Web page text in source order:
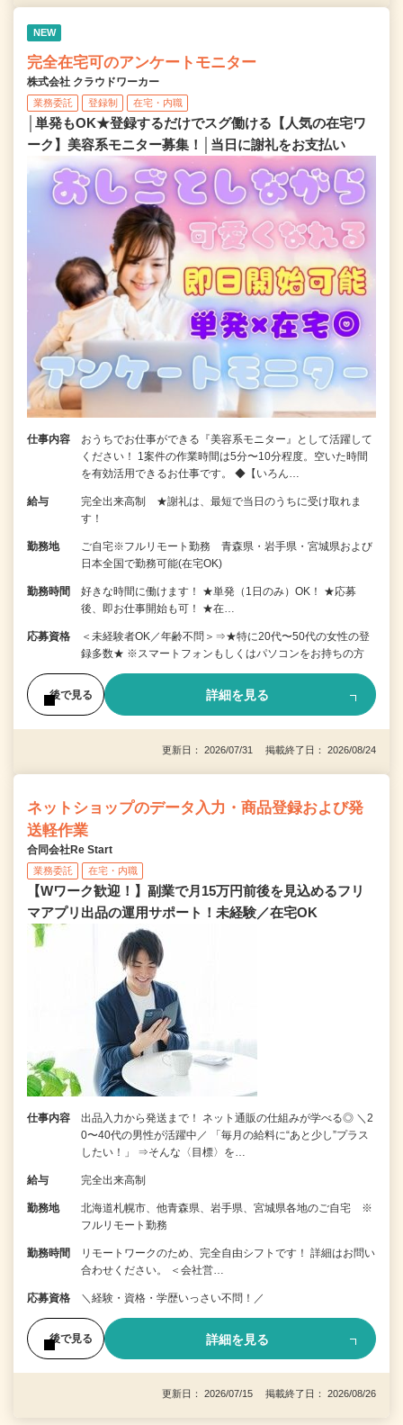
NEW
完全在宅可のアンケートモニター
株式会社 クラウドワーカー
業務委託 登録制 在宅・内職
│単発もOK★登録するだけでスグ働ける【人気の在宅ワ
ーク】美容系モニター募集！│当日に謝礼をお支払い
仕事内容
おうちでお仕事ができる『美容系モニター』として活躍して
ください！ 1案件の作業時間は5分〜10分程度。空いた時間
を有効活用できるお仕事です。 ◆【いろん…
給与
完全出来高制 ★謝礼は、最短で当日のうちに受け取れま
す！
勤務地
ご自宅※フルリモート勤務 青森県・岩手県・宮城県および
日本全国で勤務可能(在宅OK)
勤務時間
好きな時間に働けます！ ★単発（1日のみ）OK！ ★応募
後、即お仕事開始も可！ ★在…
応募資格
＜未経験者OK／年齢不問＞⇒★特に20代〜50代の女性の登
録多数★ ※スマートフォンもしくはパソコンをお持ちの方
後で見る 詳細を見る
更新日： 2026/07/31 掲載終了日： 2026/08/24
ネットショップのデータ入力・商品登録および発
送軽作業
合同会社Re Start
業務委託 在宅・内職
【Wワーク歓迎！】副業で月15万円前後を見込めるフリ
マアプリ出品の運用サポート！未経験／在宅OK
仕事内容
出品入力から発送まで！ ネット通販の仕組みが学べる◎ ＼2
0〜40代の男性が活躍中／ 「毎月の給料に“あと少し”プラス
したい！」 ⇒そんな〈目標〉を…
給与 完全出来高制
勤務地
北海道札幌市、他青森県、岩手県、宮城県各地のご自宅 ※
フルリモート勤務
勤務時間
リモートワークのため、完全自由シフトです！ 詳細はお問い
合わせください。 ＜会社営…
応募資格 ＼経験・資格・学歴いっさい不問！／
後で見る 詳細を見る
更新日： 2026/07/15 掲載終了日： 2026/08/26